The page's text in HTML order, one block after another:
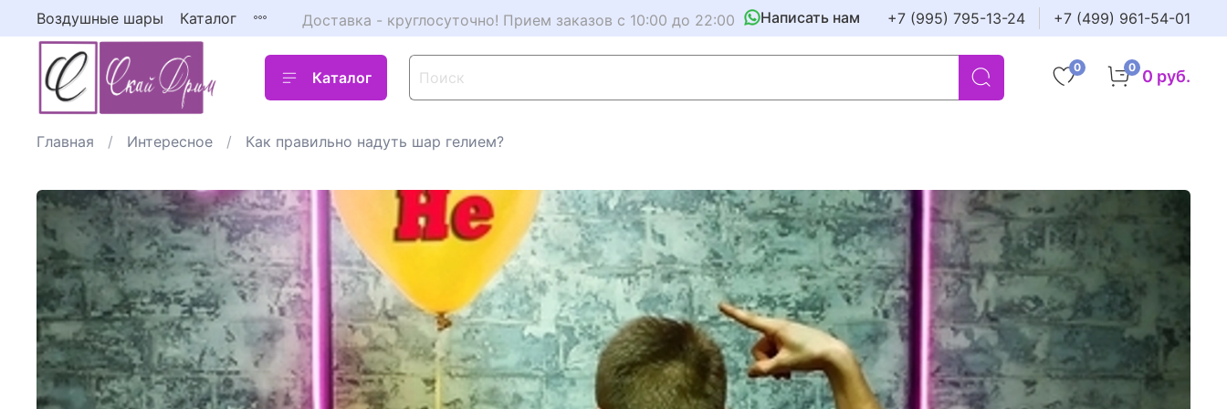
Воздушные шары Каталог Доставка - круглосуточно! Прием заказов с 10:00 до 22:00 Написать нам +7 (995) 795-13-24 +7 (499) 961-54-01
Каталог
0 0 0 руб.
Главная Интересное Как правильно надуть шар гелием?